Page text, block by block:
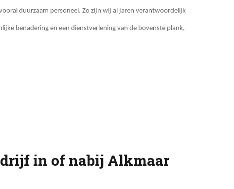
duurzaam personeel. Zo zijn wij al jaren verantwoordelijk
benadering en een dienstverlening van de bovenste plank,
in of nabij Alkmaar